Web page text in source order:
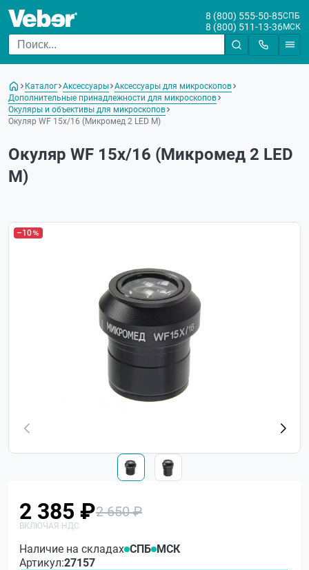
8 (800) 555-50-85СПБ
8 (800) 511-13-36МСК
Каталог Аксессуары Аксессуары для микроскопов
Дополнительные принадлежности для микроскопов
Окуляры и объективы для микроскопов
Окуляр WF 15x/16 (Микромед 2 LED M)
Окуляр WF 15x/16 (Микромед 2 LED
M)
–10
2 385 ₽2 650 ₽
Наличие на складах СПБ МСК
Артикул:27157